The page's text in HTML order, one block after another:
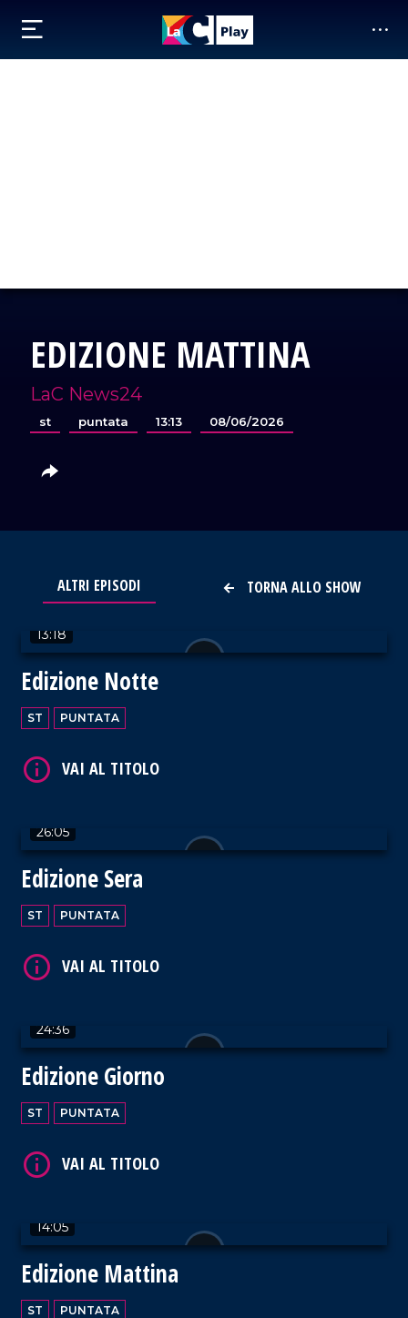
EDIZIONE MATTINA
LaC News24
st puntata 13:13 08/06/2026
TORNA ALLO SHOW
ALTRI EPISODI
13:18
Edizione Notte
ST PUNTATA
VAI AL TITOLO
26:05
Edizione Sera
ST PUNTATA
24:36
Edizione Giorno
ST PUNTATA
14:05
Edizione Mattina
ST PUNTATA
VAI AL TITOLO